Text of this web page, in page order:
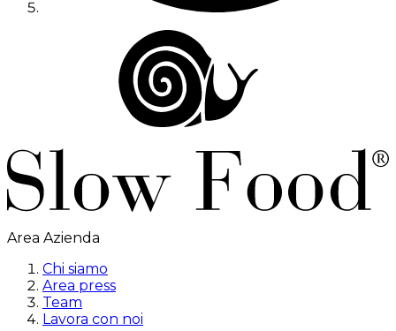
Area Azienda
Chi siamo
Area press
Team
Lavora con noi